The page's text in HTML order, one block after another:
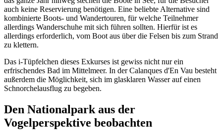
auch keine Reservierung benötigen. Eine beliebte Alternative sind
kombinierte Boots- und Wandertouren, für welche Teilnehmer
allerdings Wanderschuhe mit sich führen sollten. Hierfür ist es
allerdings erforderlich, vom Boot aus über die Felsen bis zum Strand
zu klettern.
Das i-Tüpfelchen dieses Exkurses ist gewiss nicht nur ein
erfrischendes Bad im Mittelmeer. In der Calanques d'En Vau besteht
außerdem die Möglichkeit, sich im glasklaren Wasser auf einen
Schnorchelausflug zu begeben.
Den Nationalpark aus der
Vogelperspektive beobachten